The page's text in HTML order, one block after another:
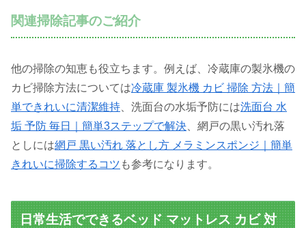
関連掃除記事のご紹介
他の掃除の知恵も役立ちます。例えば、冷蔵庫の製氷機の
カビ掃除方法については冷蔵庫 製氷機 カビ 掃除 方法｜簡
単できれいに清潔維持 、洗面台の水垢予防には洗面台 水
垢 予防 毎日｜簡単3ステップで解決 、網戸の黒い汚れ落
としには網戸 黒い汚れ 落とし方 メラミンスポンジ｜簡単
きれいに掃除するコツ も参考になります。
日常生活でできるベッド マットレス カビ 対